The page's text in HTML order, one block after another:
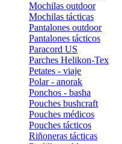
Mochilas outdoor
Mochilas tácticas
Pantalones outdoor
Pantalones tácticos
Paracord US
Parches Helikon-Tex
Petates - viaje
Polar - anorak
Ponchos - basha
Pouches bushcraft
Pouches médicos
Pouches tácticos
Riñoneras tácticas